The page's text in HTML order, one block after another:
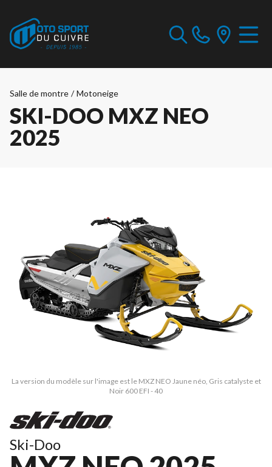
Salle de montre / Motoneige
SKI-DOO MXZ NEO
2025
La version du modèle sur l'image est le MXZ NEO Jaune néo, Gris catalyste et
Noir 600 EFI - 40
Ski-Doo